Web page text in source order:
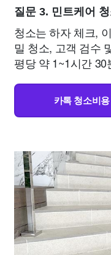
질문 3. 민트케어
청소는 하자 체크,
밀 청소, 고객 검수
평당 약 1~1시간
카톡 청소비